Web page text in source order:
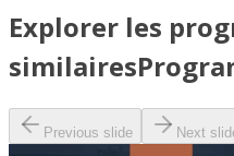
Explorer les
similaires
Previous slide Next